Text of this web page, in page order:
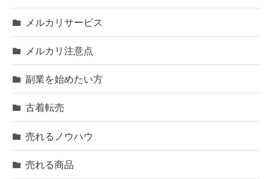
メルカリサービス
メルカリ注意点
副業を始めたい方
古着転売
売れるノウハウ
売れる商品